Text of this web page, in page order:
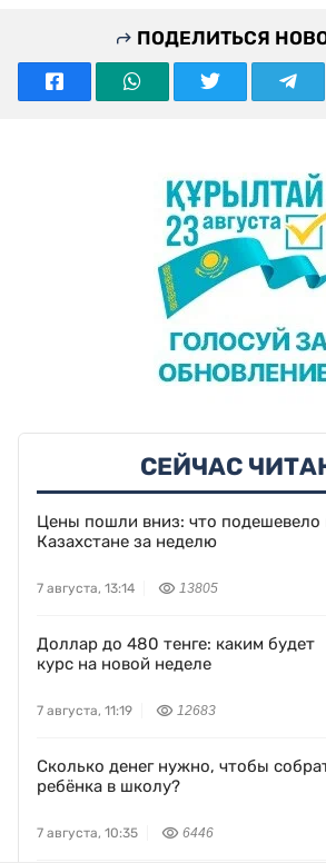
ПОДЕЛИТЬСЯ
СЕЙЧАС
Цены пошли вниз: что подешевело
Казахстане за неделю
7 августа, 13:14 13805
Доллар до 480 тенге: каким будет
курс на новой неделе
7 августа, 11:19 12683
Сколько денег нужно, чтобы
ребёнка в школу?
7 августа, 10:35 6446